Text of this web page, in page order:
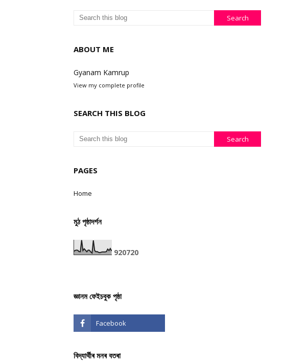
ABOUT ME
Gyanam Kamrup
View my complete profile
SEARCH THIS BLOG
PAGES
Home
মুঠ পৃষ্ঠাদৰ্শন
920720
জ্ঞানম ফেইচবুক পৃষ্ঠা
বিদ্যাৰ্থীৰ মনৰ বতৰা